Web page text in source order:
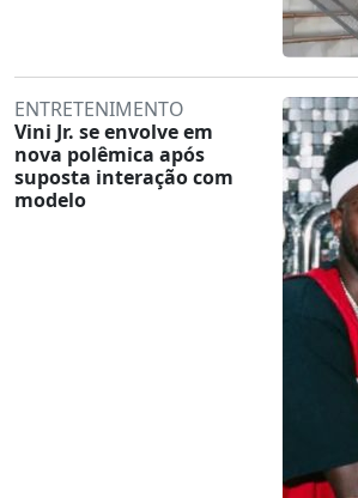
ENTRETENIMENTO
Vini Jr. se envolve em
nova polêmica após
suposta interação com
modelo